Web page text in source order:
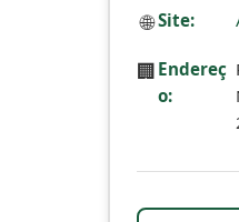
🌐 Site:
🏢 Endereç
o: